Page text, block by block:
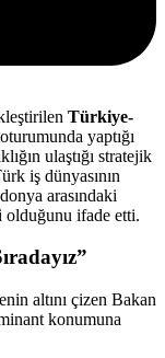
Türkiye-
yaptığı
ulaştığı stratejik
iş dünyasının
arasındaki
olduğunu ifade etti.
altını çizen Bakan
konumuna